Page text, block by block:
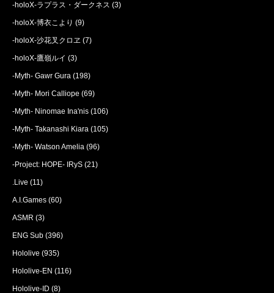
-holoX-ラプラス・ダークネス (3)
-holoX-博衣こより (9)
-holoX-沙花叉クロヱ (7)
-holoX-鷹嶺ルイ (3)
-Myth- Gawr Gura (198)
-Myth- Mori Calliope (69)
-Myth- Ninomae Ina'nis (106)
-Myth- Takanashi Kiara (105)
-Myth- Watson Amelia (96)
-Project: HOPE- IRyS (21)
.Live (11)
A.I.Games (60)
ASMR (3)
ENG Sub (396)
Hololive (935)
Hololive-EN (116)
Hololive-ID (8)